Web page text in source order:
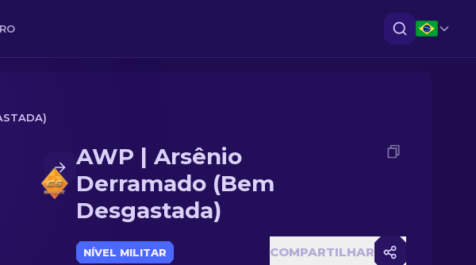
AWP | Arsênio
Derramado (Bem
Desgastada)
NÍVEL MILITAR COMPARTILHAR